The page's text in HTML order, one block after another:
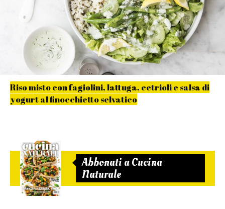
Riso misto con fagiolini, lattuga, cetrioli e salsa di
yogurt al finocchietto selvatico
Abbonati a Cucina
Naturale